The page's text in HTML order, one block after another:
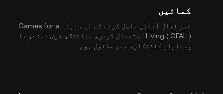
کمائیں
غیر فعال آمدنی حاصل کرنے کے لیے اپنا Games for a
Living ( GFAL ) استعمال کریں، سٹاکنگ، قرض دینے، یا
پیداوار کاشتکاری میں مشغول ہوں۔